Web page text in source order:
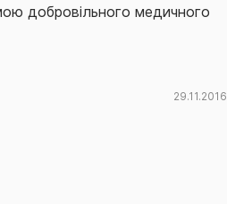
добровільного медичного
29.11.2016